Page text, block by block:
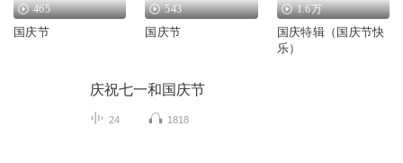
465
国庆节
543
国庆节
1.6万
国庆特辑（国庆节快
乐）
庆祝七一和国庆节
24 1818